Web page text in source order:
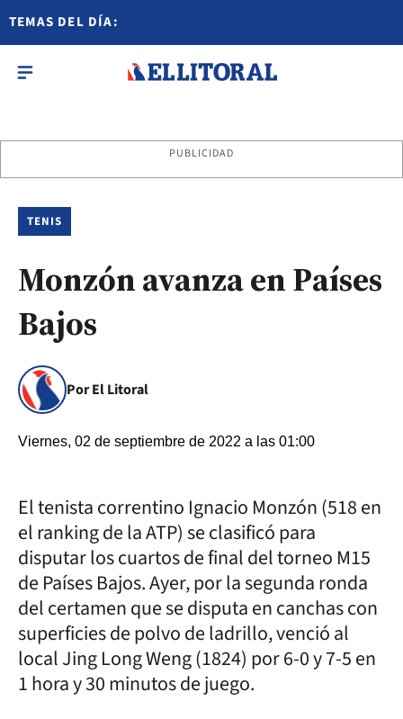
TEMAS DEL DÍA:
PUBLICIDAD
TENIS
Monzón avanza en Países
Bajos
Por El Litoral
Viernes, 02 de septiembre de 2022 a las 01:00
El tenista correntino Ignacio Monzón (518 en
el ranking de la ATP) se clasificó para
disputar los cuartos de final del torneo M15
de Países Bajos. Ayer, por la segunda ronda
del certamen que se disputa en canchas con
superficies de polvo de ladrillo, venció al
local Jing Long Weng (1824) por 6-0 y 7-5 en
1 hora y 30 minutos de juego.